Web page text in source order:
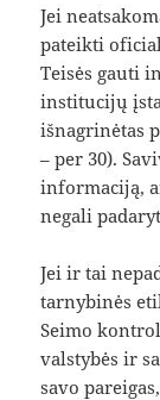
Jei
pateikti
Teisės gauti
institucijų
išnagrinėtas
– per 30).
informaciją,
negali
Jei ir tai
tarnybinės
Seimo
valstybės ir
savo